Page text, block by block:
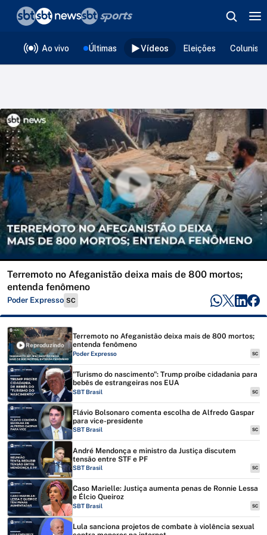
Ao vivo Últimas Vídeos Eleições
Terremoto no Afeganistão deixa mais de 800 mortos;
entenda fenômeno
Poder Expresso SC
Reproduzindo
Terremoto no Afeganistão deixa mais de 800 mortos;
entenda fenômeno
Poder Expresso SC
"Turismo do nascimento": Trump proíbe cidadania para
bebês de estrangeiras nos EUA
SBT Brasil SC
Flávio Bolsonaro comenta escolha de Alfredo Gaspar
para vice-presidente
SBT Brasil SC
André Mendonça e ministro da Justiça discutem
tensão entre STF e PF
SBT Brasil SC
Caso Marielle: Justiça aumenta penas de Ronnie Lessa
e Élcio Queiroz
SBT Brasil SC
Lula sanciona projetos de combate à violência sexual
❮voltar
Editorias